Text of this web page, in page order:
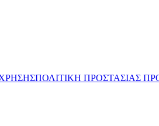
ΠΟΛΙΤΙΚΗ ΠΡΟΣΤΑΣΙΑΣ